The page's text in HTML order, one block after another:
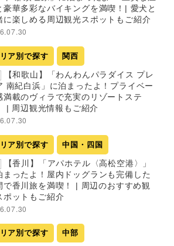
豪華多彩なバイキングを満喫！| 愛犬と
に楽しめる周辺観光スポットもご紹介
ア別で探す 関西
【和歌山】「わんわんパラダイス プレ
南紀白浜」に泊まったよ！プライベー
満載のヴィラで充実のリゾートステ
| 周辺観光情報もご紹介
ア別で探す 中国・四国
【香川】「アパホテル〈高松空港〉」
まったよ！屋内ドッグランも完備した
で香川旅を満喫！ | 周辺のおすすめ観
ポットもご紹介
ア別で探す 中部